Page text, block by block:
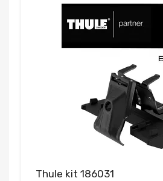
Thule kit 186031